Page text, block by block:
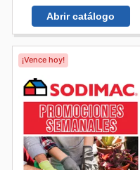
Abrir catálogo
¡Vence hoy!